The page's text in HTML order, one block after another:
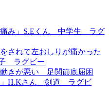
痛み」S.Eくん 中学生 ラグ
されて左おしりが痛かった
ラグビー
動きが悪い 足関節底屈困
H.Kさん 剣道 ラグビ